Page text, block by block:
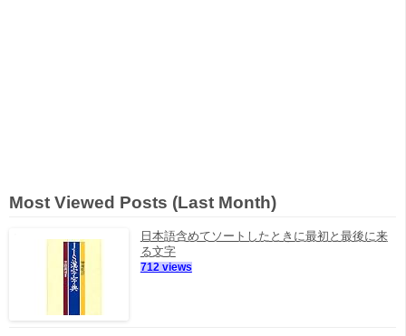
Most Viewed Posts (Last Month)
日本語含めてソートしたときに最初と最後に来
る文字
712 views